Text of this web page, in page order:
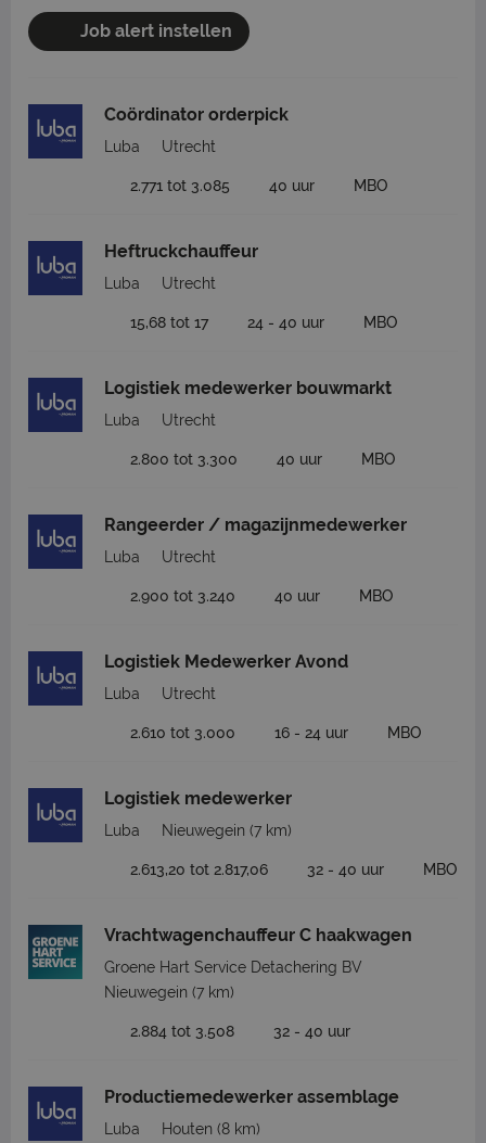
Job alert instellen
Coördinator orderpick
Luba Utrecht
2.771 tot 3.085 40 uur MBO
Heftruckchauffeur
Luba Utrecht
15,68 tot 17 24 - 40 uur MBO
Logistiek medewerker bouwmarkt
Luba Utrecht
2.800 tot 3.300 40 uur MBO
Rangeerder / magazijnmedewerker
Luba Utrecht
2.900 tot 3.240 40 uur MBO
Logistiek Medewerker Avond
Luba Utrecht
2.610 tot 3.000 16 - 24 uur MBO
Logistiek medewerker
Luba Nieuwegein (7 km)
2.613,20 tot 2.817,06 32 - 40 uur MBO
Vrachtwagenchauffeur C haakwagen
Groene Hart Service Detachering BV
Nieuwegein (7 km)
2.884 tot 3.508 32 - 40 uur
Productiemedewerker assemblage
Luba Houten (8 km)